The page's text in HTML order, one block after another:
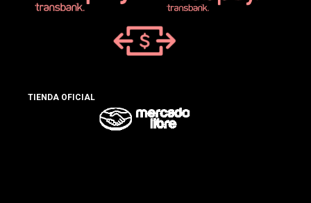
TIENDA OFICIAL